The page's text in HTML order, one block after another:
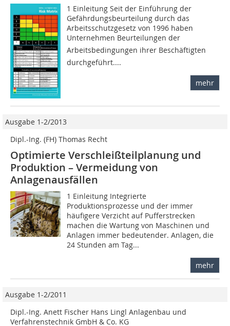
1 Einleitung Seit der Einführung der
Gefährdungsbeurteilung durch das
Arbeitsschutzgesetz von 1996 haben
Unternehmen Beurteilungen der
Arbeitsbedingungen ihrer Beschäftigten
durchgeführt....
mehr
Ausgabe 1-2/2013
Dipl.-Ing. (FH) Thomas Recht
Optimierte Verschleißteilplanung und
Produktion – Vermeidung von
Anlagenausfällen
1 Einleitung Integrierte
Produktionsprozesse und der immer
häufigere Verzicht auf Pufferstrecken
machen die Wartung von Maschinen und
Anlagen immer bedeutender. Anlagen, die
24 Stunden am Tag...
mehr
Ausgabe 1-2/2011
Dipl.-Ing. Anett Fischer Hans Lingl Anlagenbau und
Verfahrenstechnik GmbH & Co. KG